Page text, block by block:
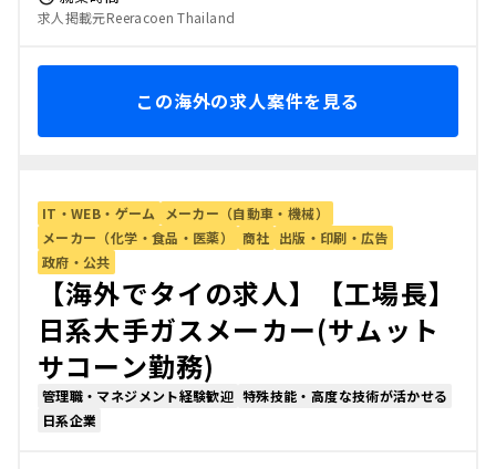
求人掲載元Reeracoen Thailand
この海外の求人案件を見る
IT・WEB・ゲーム
メーカー（自動車・機械）
メーカー（化学・食品・医薬）
商社 出版・印刷・広告
政府・公共
【海外でタイの求人】【工場長】
日系大手ガスメーカー(サムット
サコーン勤務)
管理職・マネジメント経験歓迎 特殊技能・高度な技術が活かせる
日系企業